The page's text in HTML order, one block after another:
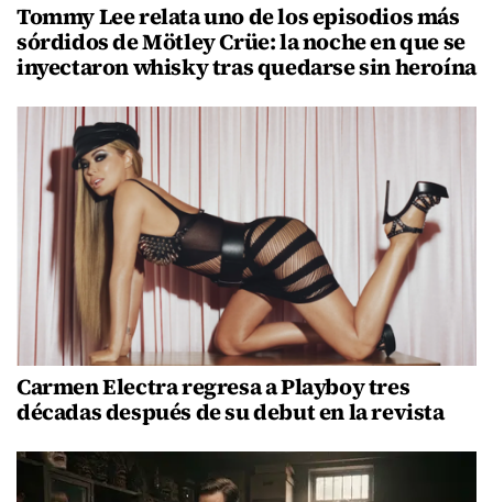
Tommy Lee relata uno de los episodios más
sórdidos de Mötley Crüe: la noche en que se
inyectaron whisky tras quedarse sin heroína
Carmen Electra regresa a Playboy tres
décadas después de su debut en la revista